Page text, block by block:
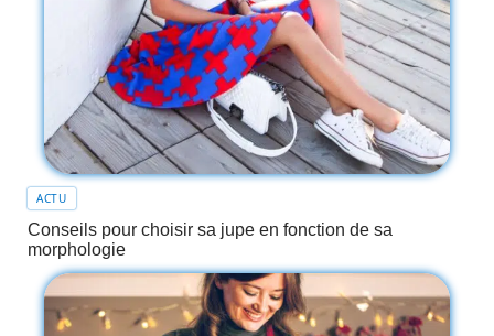
ACTU
Conseils pour choisir sa jupe en fonction de sa
morphologie